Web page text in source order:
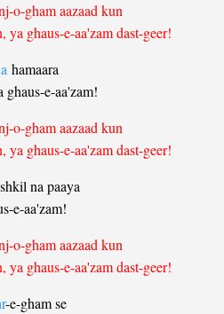
o-gham aazaad kun
ya ghaus-e-aa'zam dast-geer!
hamaara
ghaus-e-aa'zam!
o-gham aazaad kun
ya ghaus-e-aa'zam dast-geer!
na paaya
e-aa'zam!
o-gham aazaad kun
ya ghaus-e-aa'zam dast-geer!
-e-gham se